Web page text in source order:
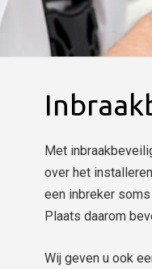
Met
over het
een inbreker
Plaats daarom
Wij geven u ook